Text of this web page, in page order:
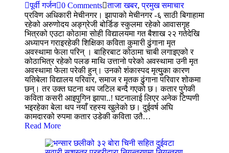
पूर्वी गर्जन 0 Comments ताजा खबर,प्रमुख समाचार
प्रविण अधिकारी मेचीनगर। झापाको मेचीनगर -६ साठी बिगाहामा
रहेको अरुणोदय अङ्ग्रेजी बोर्डिङ स्कुलमा रहेको आवासगृह
भित्रको एउटा कोठामा सोही विद्यालयमा गत बैशाख २२ गतेदेखि
अध्यापन गराइरहेकी शिक्षिका कविता कुमारी ढुंगाना मृत
अवस्थामा फेला परिन् । बाहिरबाट कोठामा चाबी लगाइएको र
कोठाभित्र रहेको पलङ माथि उत्तानो परेको अवस्थामा उनी मृत
अवस्थामा फेला परेकी हुन्। उनको शंकास्पद मृत्युुका कारण
यतिबेला विद्यालय परिवार, समाज र मृतक ढुंगाना परिवार शोकमा
छन्। तर उक्त घटना थप जटिल बन्दै गएको छ। कतार पुगेकी
कविता कसरी आइपुगिन झापा..! घटनालाई लिएर अनेक टिप्पणी
भइरहेका बेला थप नयाँ रहस्य खुलेको छ। दुईवर्ष अघि
कामदारको रुपमा कतार उडेकी कविता उतै…
Read More